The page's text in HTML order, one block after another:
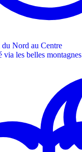
Nord au Centre
les belles montagnes